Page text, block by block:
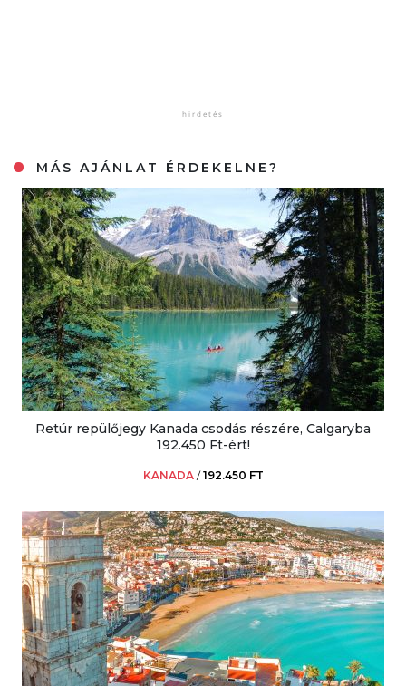
MÁS AJÁNLAT ÉRDEKELNE?
Retúr repülőjegy Kanada csodás részére, Calgaryba
192.450 Ft-ért!
KANADA /192.450 FT